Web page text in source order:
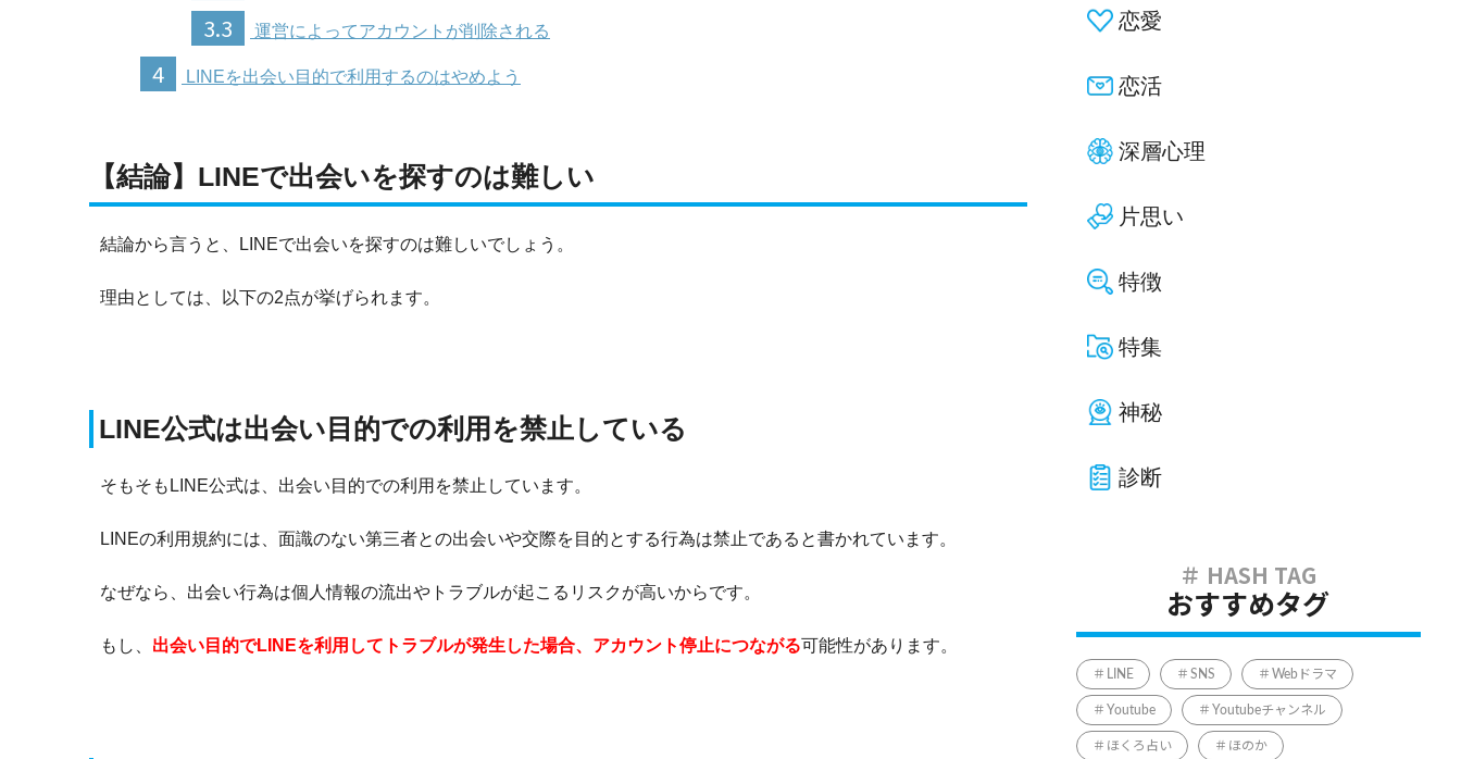
3.3 運営によってアカウントが削除される
4 LINEを出会い目的で利用するのはやめよう
【結論】LINEで出会いを探すのは難しい
結論から言うと、LINEで出会いを探すのは難しいでしょう。
理由としては、以下の2点が挙げられます。
LINE公式は出会い目的での利用を禁止している
そもそもLINE公式は、出会い目的での利用を禁止しています。
LINEの利用規約には、面識のない第三者との出会いや交際を目的とする行為は禁止であると書かれています。
なぜなら、出会い行為は個人情報の流出やトラブルが起こるリスクが高いからです。
もし、 出会い目的でLINEを利用してトラブルが発生した場合、アカウント停止につながる可能性があります。
恋愛
恋活
深層心理
片思い
特徴
特集
神秘
診断
おすすめタグ
LINE SNS Webドラマ
Youtube Youtubeチャンネル
ほくろ占い ほのか